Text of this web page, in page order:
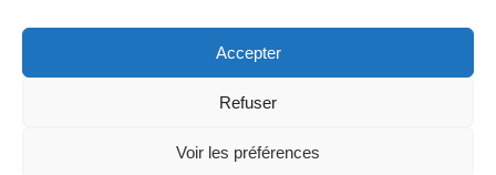
Accepter
Refuser
Voir les préférences